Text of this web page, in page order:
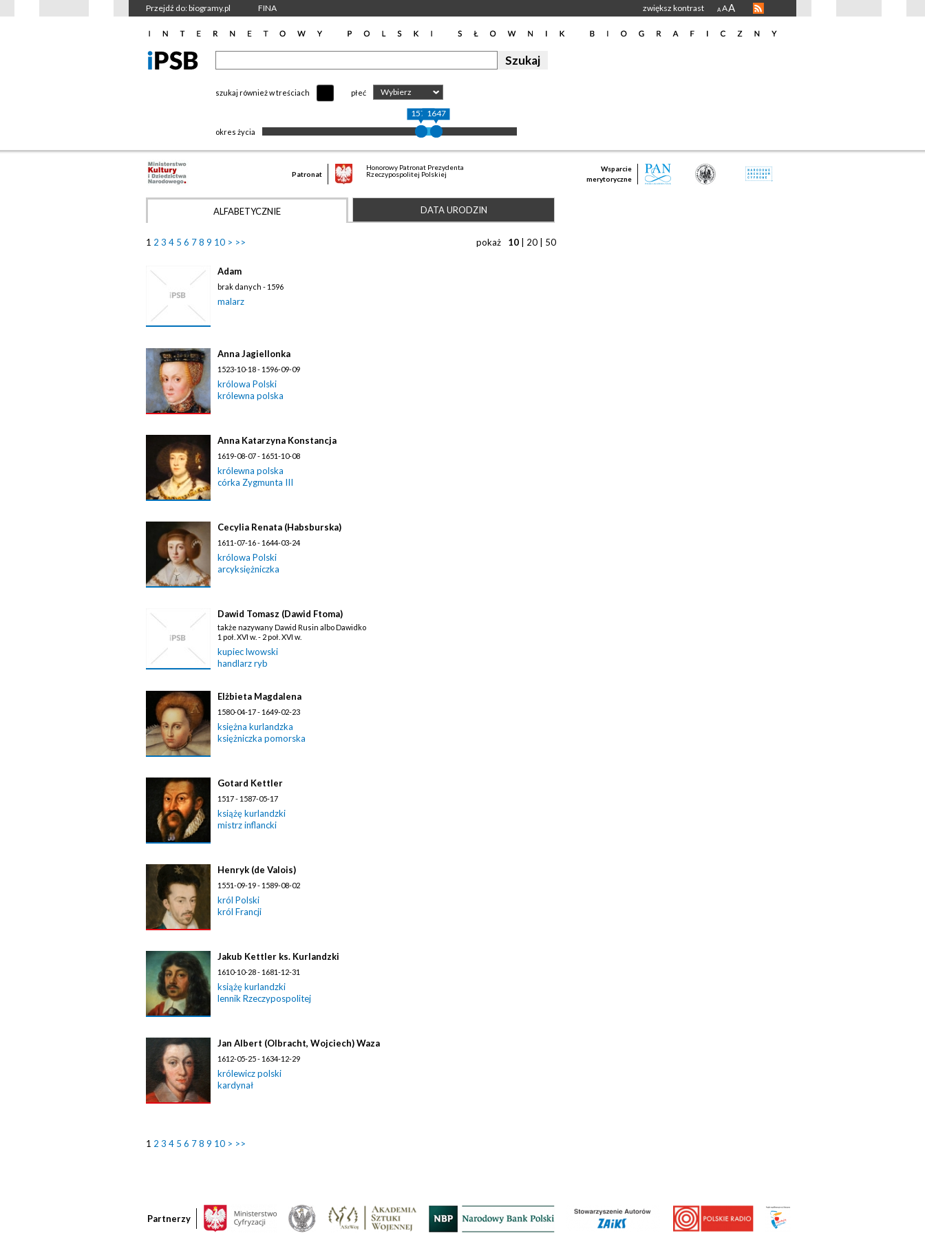
Przejdź do: biogramy.pl FINA zwiększ kontrast A AA
szukaj również w treściach płeć Wybierz
okres życia
15751647
Patronat
Honorowy Patronat Prezydenta
Rzeczypospolitej Polskiej
Wsparcie
merytoryczne
ALFABETYCZNIE DATA URODZIN
1 2 3 4 5 6 78 9 10 > >> pokaż 10 20 50
Adam
brak danych - 1596
malarz
Anna Jagiellonka
1523-10-18 - 1596-09-09
królowa Polski
królewna polska
Anna Katarzyna Konstancja
1619-08-07 - 1651-10-08
królewna polska
córka Zygmunta III
Cecylia Renata (Habsburska)
1611-07-16 - 1644-03-24
królowa Polski
arcyksiężniczka
Dawid Tomasz (Dawid Ftoma)
także nazywany Dawid Rusin albo Dawidko
1 poł. XVI w. - 2 poł. XVI w.
kupiec lwowski
handlarz ryb
Elżbieta Magdalena
1580-04-17 - 1649-02-23
księżna kurlandzka
księżniczka pomorska
Gotard Kettler
1517 - 1587-05-17
książę kurlandzki
mistrz inflancki
Henryk (de Valois)
1551-09-19 - 1589-08-02
król Polski
król Francji
Jakub Kettler ks. Kurlandzki
1610-10-28 - 1681-12-31
książę kurlandzki
lennik Rzeczypospolitej
Jan Albert (Olbracht, Wojciech) Waza
1612-05-25 - 1634-12-29
królewicz polski
kardynał
1 2 3 4 5 6 78 9 10 > >>
Partnerzy